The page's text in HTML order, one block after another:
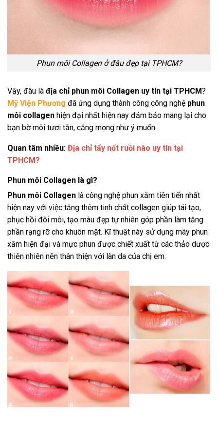
Phun môi Collagen ở đâu đẹp tại TPHCM?
Vậy, đâu là địa chỉ phun môi Collagen uy tín tại TPHCM?
Mỹ Viện Phương đã ứng dụng thành công công nghệ phun
môi collagen hiện đại nhất hiện nay đảm bảo mang lại cho
bạn bờ môi tươi tắn, căng mọng như ý muốn.
Quan tâm nhiều: Địa chỉ tẩy nốt ruồi nào uy tín tại
TPHCM?
Phun môi Collagen là gì?
Phun môi Collagen là công nghệ phun xăm tiên tiến nhất
hiện nay với việc tăng thêm tinh chất collagen giúp tái tạo,
phục hồi đôi môi, tạo màu đẹp tự nhiên góp phần làm tăng
phần rạng rỡ cho khuôn mặt. Kĩ thuật này sử dụng máy phun
xăm hiện đại và mực phun được chiết xuất từ các thảo dược
thiên nhiên nên thân thiện với làn da của chị em.